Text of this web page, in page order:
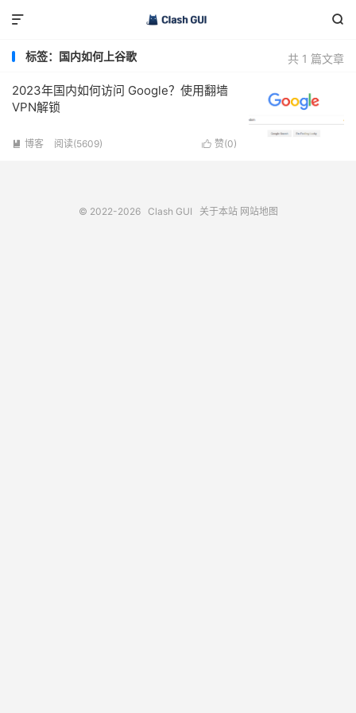


共 1 篇文章
标签：国内如何上谷歌
2023年国内如何访问 Google？使用翻墙
VPN解锁
 赞(0)
 博客 阅读(5609)
© 2022-2026 Clash GUI 关于本站 网站地图